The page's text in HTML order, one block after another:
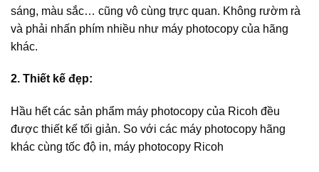
sáng, màu sắc… cũng vô cùng trực quan. Không rườm rà
và phải nhấn phím nhiều như máy photocopy của hãng
khác.
2. Thiết kế đẹp:
Hầu hết các sản phẩm máy photocopy của Ricoh đều
được thiết kế tối giản. So với các máy photocopy hãng
khác cùng tốc độ in, máy photocopy Ricoh